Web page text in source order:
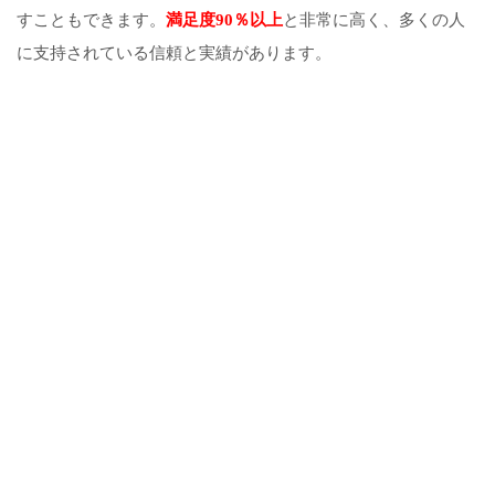
すこともできます。 満足度90％以上と非常に高く、多くの人
に支持されている信頼と実績があります。